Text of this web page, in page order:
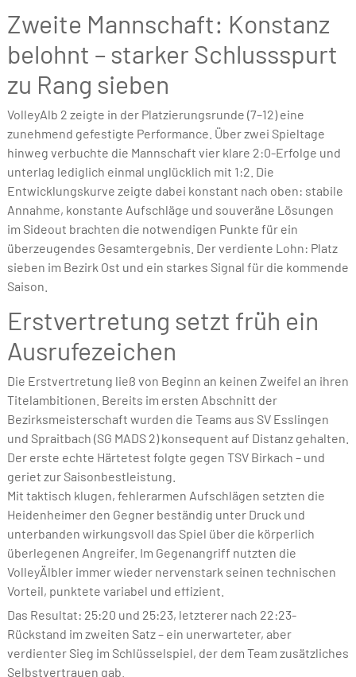
Zweite Mannschaft: Konstanz
belohnt – starker Schlussspurt
zu Rang sieben
VolleyAlb 2 zeigte in der Platzierungsrunde (7–12) eine
zunehmend gefestigte Performance. Über zwei Spieltage
hinweg verbuchte die Mannschaft vier klare 2:0-Erfolge und
unterlag lediglich einmal unglücklich mit 1:2. Die
Entwicklungskurve zeigte dabei konstant nach oben: stabile
Annahme, konstante Aufschläge und souveräne Lösungen
im Sideout brachten die notwendigen Punkte für ein
überzeugendes Gesamtergebnis. Der verdiente Lohn: Platz
sieben im Bezirk Ost und ein starkes Signal für die kommende
Saison.
Erstvertretung setzt früh ein
Ausrufezeichen
Die Erstvertretung ließ von Beginn an keinen Zweifel an ihren
Titelambitionen. Bereits im ersten Abschnitt der
Bezirksmeisterschaft wurden die Teams aus SV Esslingen
und Spraitbach (SG MADS 2) konsequent auf Distanz gehalten.
Der erste echte Härtetest folgte gegen TSV Birkach – und
geriet zur Saisonbestleistung.
Mit taktisch klugen, fehlerarmen Aufschlägen setzten die
Heidenheimer den Gegner beständig unter Druck und
unterbanden wirkungsvoll das Spiel über die körperlich
überlegenen Angreifer. Im Gegenangriff nutzten die
VolleyÄlbler immer wieder nervenstark seinen technischen
Vorteil, punktete variabel und effizient.
Das Resultat: 25:20 und 25:23, letzterer nach 22:23-
Rückstand im zweiten Satz – ein unerwarteter, aber
verdienter Sieg im Schlüsselspiel, der dem Team zusätzliches
Selbstvertrauen gab.